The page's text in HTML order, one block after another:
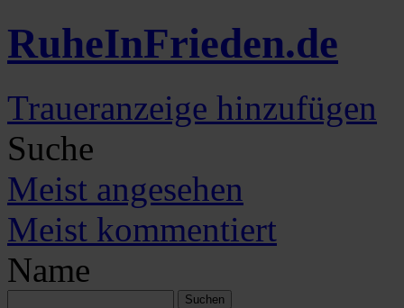
RuheInFrieden.de
Traueranzeige hinzufügen
Suche
Meist angesehen
Meist kommentiert
Name